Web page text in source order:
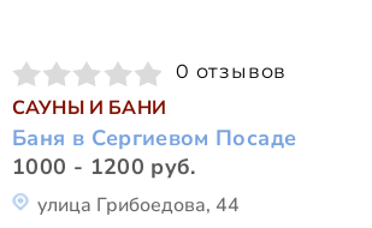
0 отзывов
САУНЫ И БАНИ
Баня в Сергиевом Посаде
1000 - 1200 руб.
улица Грибоедова, 44